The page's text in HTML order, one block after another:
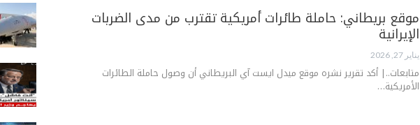
موقع بريطاني: حاملة طائرات أمريكية تقترب من مدى الضربات
الإيرانية
يناير 27, 2026
متابعات..| أكد تقرير نشره موقع ميدل ايست آي البريطاني أن وصول حاملة الطائرات
الأمريكية…